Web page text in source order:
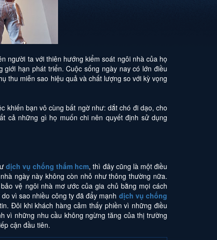
người ta với thiên hướng kiểm soát ngôi nhà của họ
giới hạn phát triển. Cuộc sống ngày nay có lớn điều
thu miễn sao hiệu quả và chất lượng so với kỳ vọng
khiến bạn vô cùng bất ngờ như: dắt chó đi dạo, cho
cả những gì họ muốn chi nên quyết định sử dụng
dịch vụ chống thấm hcm, thì đây cũng là một điều
ngày này không còn nhỏ như thông thường nữa.
vệ ngôi nhà mơ ước của gia chủ bằng mọi cách
vì sao nhiều công ty đã đẩy mạnh dịch vụ chống
Đôi khi khách hàng cảm thấy phiền vì những điều
vì những nhu cầu không ngừng tăng của thị trường
cận đầu tiên.